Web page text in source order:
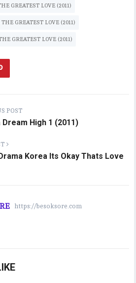
GREATEST LOVE (2011)
GREATEST LOVE (2011)
GREATEST LOVE (2011)
POST
High 1 (2011)
Korea Its Okay Thats Love
https://besoksore.com